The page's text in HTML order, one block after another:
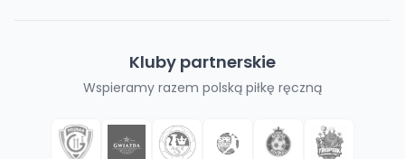
Kluby partnerskie
Wspieramy razem polską piłkę ręczną